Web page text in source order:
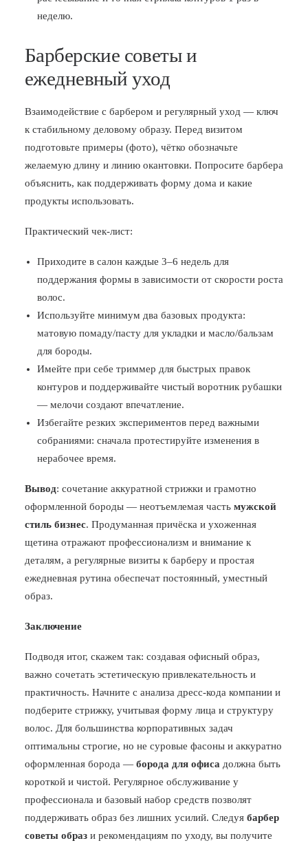
неделю.
Барберские советы и
ежедневный уход
Взаимодействие с барбером и регулярный уход — ключ
к стабильному деловому образу. Перед визитом
подготовьте примеры (фото), чётко обозначьте
желаемую длину и линию окантовки. Попросите барбера
объяснить, как поддерживать форму дома и какие
продукты использовать.
Практический чек-лист:
Приходите в салон каждые 3–6 недель для
поддержания формы в зависимости от скорости роста
волос.
Используйте минимум два базовых продукта:
матовую помаду/пасту для укладки и масло/бальзам
для бороды.
Имейте при себе триммер для быстрых правок
контуров и поддерживайте чистый воротник рубашки
— мелочи создают впечатление.
Избегайте резких экспериментов перед важными
собраниями: сначала протестируйте изменения в
нерабочее время.
Вывод: сочетание аккуратной стрижки и грамотно
оформленной бороды — неотъемлемая часть мужской
стиль бизнес. Продуманная причёска и ухоженная
щетина отражают профессионализм и внимание к
деталям, а регулярные визиты к барберу и простая
ежедневная рутина обеспечат постоянный, уместный
образ.
Заключение
Подводя итог, скажем так: создавая офисный образ,
важно сочетать эстетическую привлекательность и
практичность. Начните с анализа дресс-кода компании и
подберите стрижку, учитывая форму лица и структуру
волос. Для большинства корпоративных задач
оптимальны строгие, но не суровые фасоны и аккуратно
оформленная борода — борода для офиса должна быть
короткой и чистой. Регулярное обслуживание у
профессионала и базовый набор средств позволят
поддерживать образ без лишних усилий. Следуя барбер
советы образ и рекомендациям по уходу, вы получите